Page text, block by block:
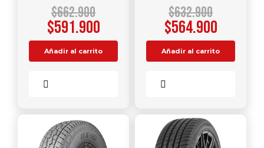
$662.900
$591.900
Añadir al carrito
$632.900
$564.900
Añadir al carrito